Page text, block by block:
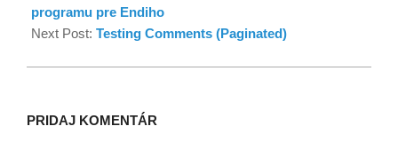
programu pre Endiho
Next Post: Testing Comments (Paginated)
PRIDAJ KOMENTÁR